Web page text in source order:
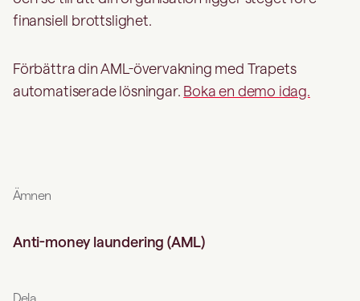
finansiell brottslighet.
Förbättra din AML-övervakning med Trapets
automatiserade lösningar. Boka en demo idag.
Ämnen
Anti-money laundering (AML)
Dela